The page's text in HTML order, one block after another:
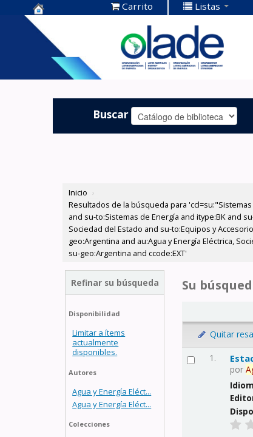
Centro de
Documentación
OLADE -
Carrito Listas
Buscar
Inicio ›
Resultados de la búsqueda para 'ccl=su:"Sistemas
and su-to:Sistemas de Energía and itype:BK and
Sociedad del Estado and su-to:Equipos y
geo:Argentina and au:Agua y Energía Eléctrica,
su-geo:Argentina and ccode:EXT'
Refinar su búsqueda
Disponibilidad
Limitar a ítems
actualmente
disponibles.
Autores
Agua y Energía Eléct...
Agua y Energía Eléct...
Colecciones
Su
Quitar
1.
por